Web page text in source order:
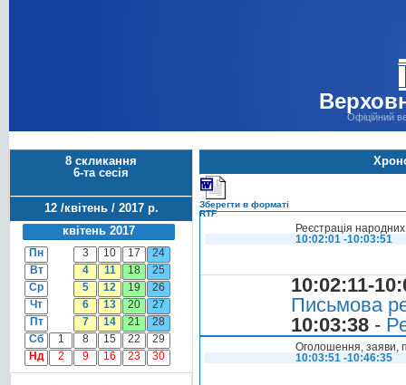
Офіційний
8 скликання
6-та сесія
12 /квітень / 2017 р.
квітень 2017
Пн 3 10 17
24
Вт
4 11 18
25
Ср
5 12 19
26
Чт
6 13 20
27
Пт
7 14 21
28
Сб
1 8 15 22
29
Нд
2 9 16 23 30
Зберегти в форматі
RTF
Реєстрація
10:02:01 -10:03:51
10:02:11-
Письмова
10:03:38 -
Оголошення, заяви,
10:03:51 -10:46:35